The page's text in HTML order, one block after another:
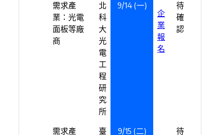
需求產
業：光電
面板等廠
商
北
科
大
光
電
工
程
研
究
所
9/14 (一)
企
業
報
名
待
確
認
需求產
臺
9/15 (二)
待